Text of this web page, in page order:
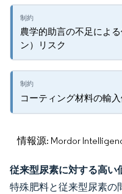
農学的助言の不足によ
ン）リスク
コーティング材料の輸
情報源: Mordor
従来型尿素に対する高い
特殊肥料と従来型尿素の